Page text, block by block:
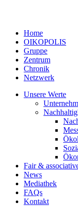
Home
OIKOPOLIS
Gruppe
Zentrum
Chronik
Netzwerk
Unsere Werte
Fair &
News
Mediathek
FAQs
Kontakt